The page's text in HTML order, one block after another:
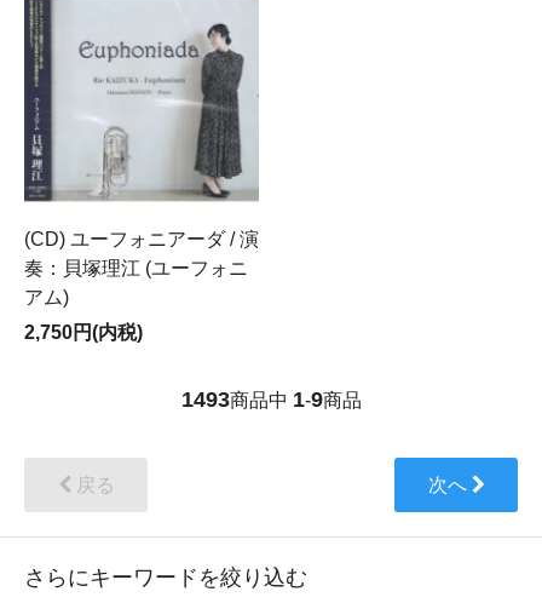
(CD) ユーフォニアーダ / 演
奏：貝塚理江 (ユーフォニ
アム)
2,750円(内税)
1493商品中 1-9商品
戻る 次へ
さらにキーワードを絞り込む